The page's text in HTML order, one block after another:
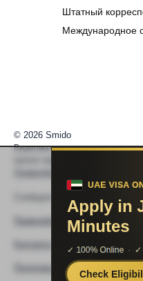
Штатный
Международное
© 2026 Smido
Видеоматериалы встраиваются
Видео не
Правообладателям
Политика